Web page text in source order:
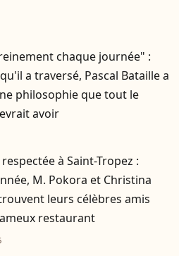
chaque journée" :
a traversé, Pascal Bataille a
philosophie que tout le
avoir
à Saint-Tropez :
M. Pokora et Christina
leurs célèbres amis
restaurant